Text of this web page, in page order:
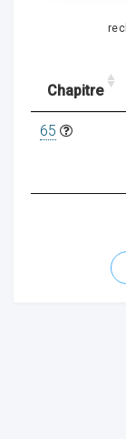
Chapitre
65